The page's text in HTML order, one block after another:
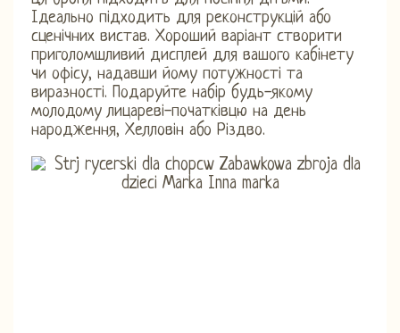
Ідеально підходить для реконструкцій або
сценічних вистав. Хороший варіант створити
приголомшливий дисплей для вашого кабінету
чи офісу, надавши йому потужності та
виразності. Подаруйте набір будь-якому
молодому лицареві-початківцю на день
народження, Хелловін або Різдво.